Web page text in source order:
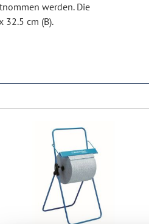
werden. Die
32.5 cm (B).